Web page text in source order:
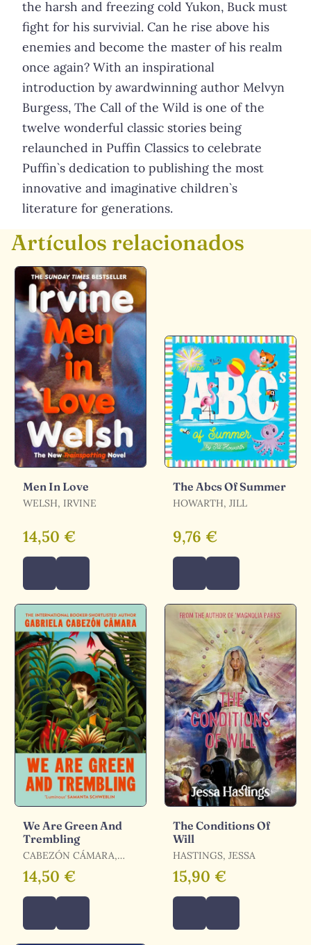
the harsh and freezing cold Yukon, Buck must
fight for his survivial. Can he rise above his
enemies and become the master of his realm
once again? With an inspirational
introduction by awardwinning author Melvyn
Burgess, The Call of the Wild is one of the
twelve wonderful classic stories being
relaunched in Puffin Classics to celebrate
Puffin`s dedication to publishing the most
innovative and imaginative children`s
literature for generations.
Artículos relacionados
Men In Love
WELSH, IRVINE
14,50 €
The Abcs Of Summer
HOWARTH, JILL
9,76 €
We Are Green And
Trembling
CABEZÓN CÁMARA,
GABRIELA
14,50 €
The Conditions Of
Will
HASTINGS, JESSA
15,90 €